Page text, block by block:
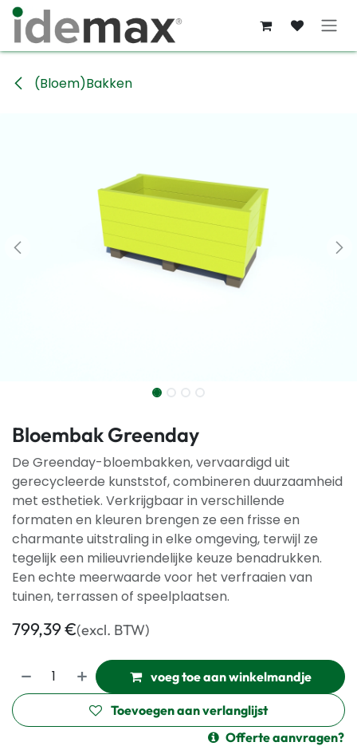
Overslaan naar inhoud
(Bloem)Bakken
Bloembak Greenday
De Greenday-bloembakken, vervaardigd uit
gerecycleerde kunststof, combineren duurzaamheid
met esthetiek. Verkrijgbaar in verschillende
formaten en kleuren brengen ze een frisse en
charmante uitstraling in elke omgeving, terwijl ze
tegelijk een milieuvriendelijke keuze benadrukken.
Een echte meerwaarde voor het verfraaien van
tuinen, terrassen of speelplaatsen.
799,39€(excl. BTW)
voeg toe aan winkelmandje
Toevoegen aan verlanglijst
Offerte aanvragen?